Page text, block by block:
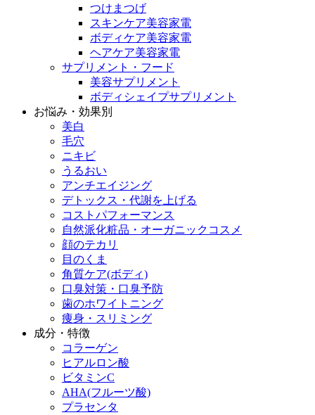
つけまつげ
スキンケア美容家電
ボディケア美容家電
ヘアケア美容家電
サプリメント・フード
美容サプリメント
ボディシェイプサプリメント
お悩み・効果別
美白
毛穴
ニキビ
うるおい
アンチエイジング
デトックス・代謝を上げる
コストパフォーマンス
自然派化粧品・オーガニックコスメ
顔のテカリ
目のくま
角質ケア(ボディ)
口臭対策・口臭予防
歯のホワイトニング
痩身・スリミング
成分・特徴
コラーゲン
ヒアルロン酸
ビタミンC
AHA(フルーツ酸)
プラセンタ